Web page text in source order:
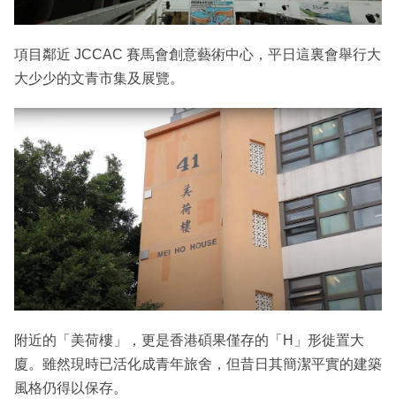
項目鄰近 JCCAC 賽馬會創意藝術中心，平日這裏會舉行大
大少少的文青市集及展覽。
附近的「美荷樓」，更是香港碩果僅存的「H」形徙置大
廈。雖然現時已活化成青年旅舍，但昔日其簡潔平實的建築
風格仍得以保存。